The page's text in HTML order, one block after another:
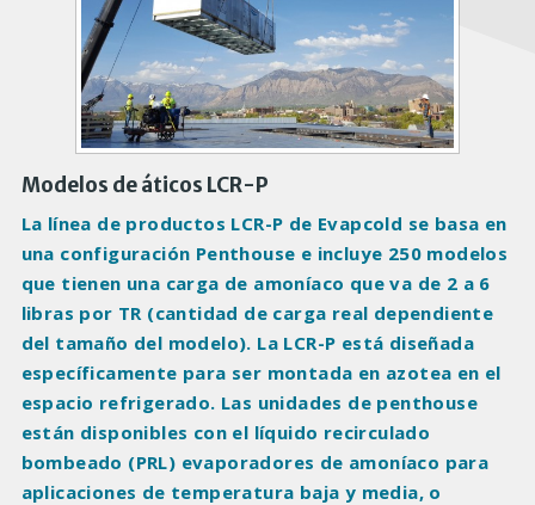
a
e
s
Modelos de áticos LCR-P
La línea de productos LCR-P de Evapcold se basa en
una configuración Penthouse e incluye 250 modelos
que tienen una carga de amoníaco que va de 2 a 6
libras por TR (cantidad de carga real dependiente
del tamaño del modelo). La LCR-P está diseñada
específicamente para ser montada en azotea en el
espacio refrigerado. Las unidades de penthouse
están disponibles con el líquido recirculado
bombeado (PRL) evaporadores de amoníaco para
aplicaciones de temperatura baja y media, o